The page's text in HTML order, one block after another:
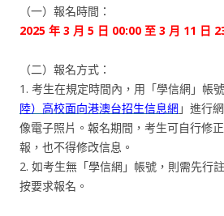
（一）報名時間：
2025 年 3 月 5 日 00:00 至 3 月 11 日
（二）報名方式：
1. 考生在規定時間內，用「學信網」帳
陸）高校面向港澳台招生信息網」進行
像電子照片。報名期間，考生可自行修
報，也不得修改信息。
2. 如考生無「學信網」帳號，則需先行
按要求報名。